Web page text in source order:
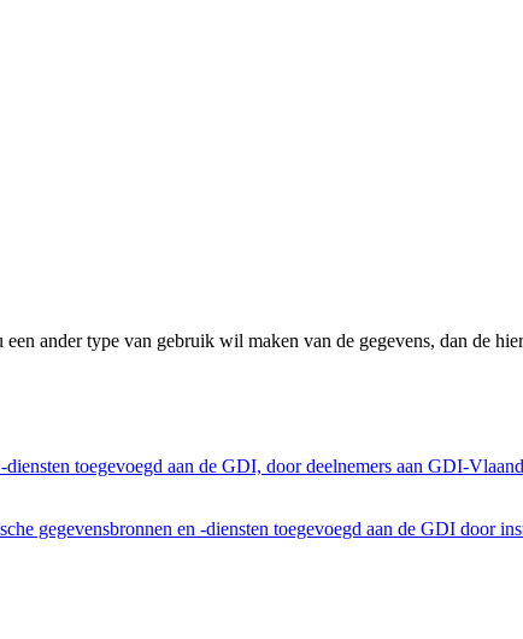
ander type van gebruik wil maken van de gegevens, dan de
toegevoegd aan de GDI, door deelnemers aan GDI-
gegevensbronnen en -diensten toegevoegd aan de GDI door